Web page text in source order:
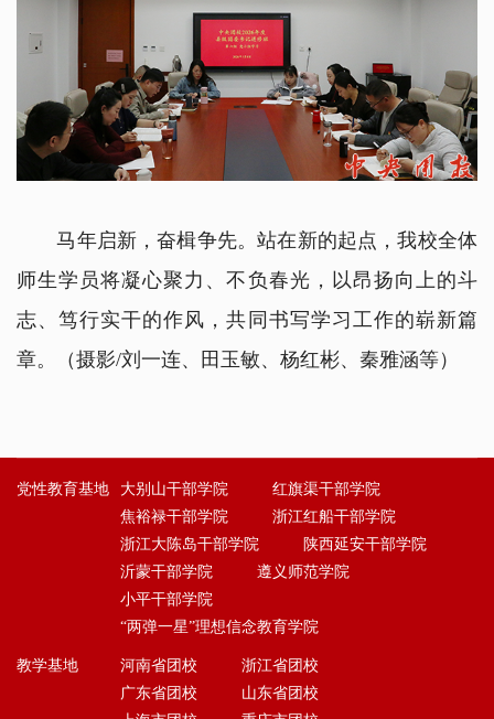
马年启新，奋楫争先。站在新的起点，我校全体
师生学员将凝心聚力、不负春光，以昂扬向上的斗
志、笃行实干的作风，共同书写学习工作的崭新篇
章。
（摄影/刘一连、田玉敏、杨红彬、秦雅涵等）
党性教育基地 大别山干部学院
红旗渠干部学院
焦裕禄干部学院
浙江红船干部学院
浙江大陈岛干部学院
陕西延安干部学院
沂蒙干部学院
遵义师范学院
小平干部学院
“两弹一星”理想信念教育学院
教学基地 河南省团校
浙江省团校
广东省团校
山东省团校